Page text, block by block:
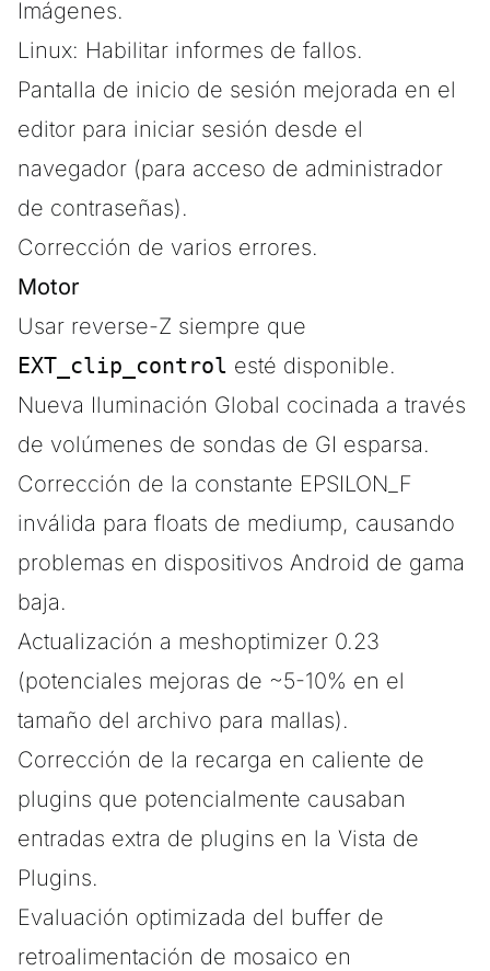
Imágenes.
Linux: Habilitar informes de fallos.
Pantalla de inicio de sesión mejorada en el
editor para iniciar sesión desde el
navegador (para acceso de administrador
de contraseñas).
Corrección de varios errores.
Motor
Usar reverse-Z siempre que
EXT_clip_control esté disponible.
Nueva Iluminación Global cocinada a través
de volúmenes de sondas de GI esparsa.
Corrección de la constante EPSILON_F
inválida para floats de mediump, causando
problemas en dispositivos Android de gama
baja.
Actualización a meshoptimizer 0.23
(potenciales mejoras de ~5-10% en el
tamaño del archivo para mallas).
Corrección de la recarga en caliente de
plugins que potencialmente causaban
entradas extra de plugins en la Vista de
Plugins.
Evaluación optimizada del buffer de
retroalimentación de mosaico en